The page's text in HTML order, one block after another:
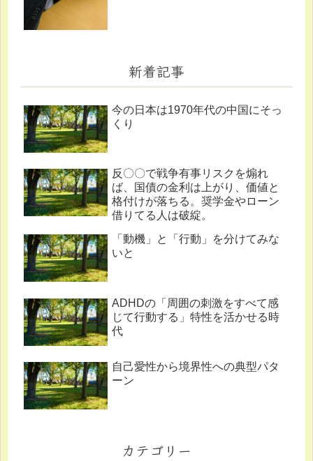
新着記事
今の日本は1970年代の中国にそっ
くり
反〇〇で戦争有事リスクを煽れ
ば、国債の金利は上がり、価値と
格付けが落ちる。奨学金やローン
借りてる人は破綻。
「動機」と「行動」を分けてみな
いと
ADHDの「周囲の刺激をすべて感
じて行動する」特性を活かせる時
代
自己愛性から境界性への典型パタ
ーン
カテゴリー